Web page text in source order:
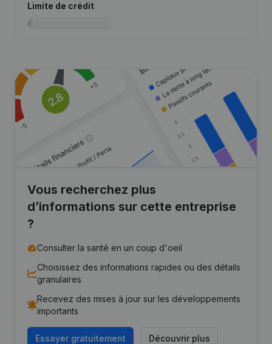
Limite de crédit
Vous recherchez plus
d’informations sur cette entreprise
?
Consulter la santé en un coup d'oeil
Choisissez des informations rapides ou des détails
granulaires
Recevez des mises à jour sur les développements
importants
Essayer gratuitement Découvrir plus